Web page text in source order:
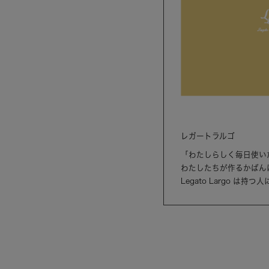
レガートラルゴ
「わたしらしく毎日使
わたしたちが作るかば
Legato Largo は持つ人